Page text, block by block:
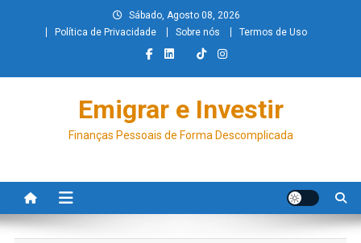
Sábado, Agosto 08, 2026
Política de Privacidade
Sobre nós Termos de Uso
Emigrar e Investir
Finanças Pessoais de Forma Descomplicada